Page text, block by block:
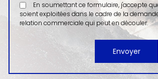
En soumettant ce formulaire, j'accepte
soient exploitées dans le cadre de la
relation commerciale qui peut en découler.